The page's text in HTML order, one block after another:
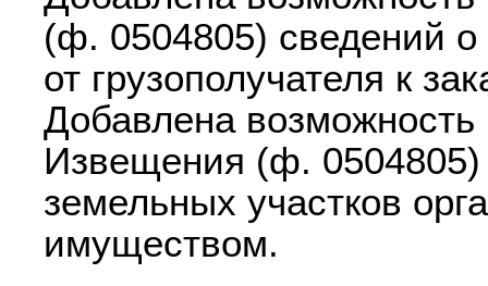
(ф. 0504805) сведений
от грузополучателя к
Добавлена
Извещения (ф. 0504805)
земельных участков
имуществом.